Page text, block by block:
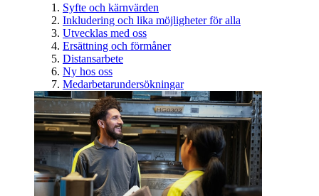
Syfte och kärnvärden
Inkludering och lika möjligheter för alla
Utvecklas med oss
Ersättning och förmåner
Distansarbete
Ny hos oss
Medarbetarundersökningar